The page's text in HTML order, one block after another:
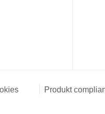
Produkt